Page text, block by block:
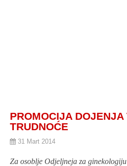
PROMOCIJA DOJENJA
TRUDNOĆE
31 Mart 2014
Za osoblje Odjeljneja za